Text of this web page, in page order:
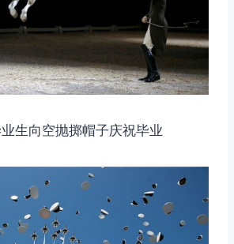
生向空抛掷帽子庆祝毕业